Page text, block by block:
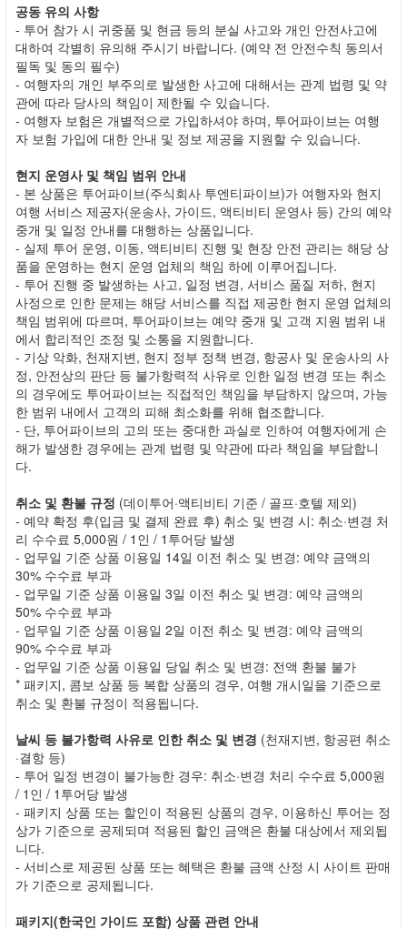
공동 유의 사항
- 투어 참가 시 귀중품 및 현금 등의 분실 사고와 개인 안전사고에
대하여 각별히 유의해 주시기 바랍니다. (예약 전 안전수칙 동의서
필독 및 동의 필수)
- 여행자의 개인 부주의로 발생한 사고에 대해서는 관계 법령 및 약
관에 따라 당사의 책임이 제한될 수 있습니다.
- 여행자 보험은 개별적으로 가입하셔야 하며, 투어파이브는 여행
자 보험 가입에 대한 안내 및 정보 제공을 지원할 수 있습니다.
현지 운영사 및 책임 범위 안내
- 본 상품은 투어파이브(주식회사 투엔티파이브)가 여행자와 현지
여행 서비스 제공자(운송사, 가이드, 액티비티 운영사 등) 간의 예약
중개 및 일정 안내를 대행하는 상품입니다.
- 실제 투어 운영, 이동, 액티비티 진행 및 현장 안전 관리는 해당 상
품을 운영하는 현지 운영 업체의 책임 하에 이루어집니다.
- 투어 진행 중 발생하는 사고, 일정 변경, 서비스 품질 저하, 현지
사정으로 인한 문제는 해당 서비스를 직접 제공한 현지 운영 업체의
책임 범위에 따르며, 투어파이브는 예약 중개 및 고객 지원 범위 내
에서 합리적인 조정 및 소통을 지원합니다.
- 기상 악화, 천재지변, 현지 정부 정책 변경, 항공사 및 운송사의 사
정, 안전상의 판단 등 불가항력적 사유로 인한 일정 변경 또는 취소
의 경우에도 투어파이브는 직접적인 책임을 부담하지 않으며, 가능
한 범위 내에서 고객의 피해 최소화를 위해 협조합니다.
- 단, 투어파이브의 고의 또는 중대한 과실로 인하여 여행자에게 손
해가 발생한 경우에는 관계 법령 및 약관에 따라 책임을 부담합니
다.
취소 및 환불 규정 (데이투어·액티비티 기준 / 골프·호텔 제외)
- 예약 확정 후(입금 및 결제 완료 후) 취소 및 변경 시: 취소·변경 처
리 수수료 5,000원 / 1인 / 1투어당 발생
- 업무일 기준 상품 이용일 14일 이전 취소 및 변경: 예약 금액의
30% 수수료 부과
- 업무일 기준 상품 이용일 3일 이전 취소 및 변경: 예약 금액의
50% 수수료 부과
- 업무일 기준 상품 이용일 2일 이전 취소 및 변경: 예약 금액의
90% 수수료 부과
- 업무일 기준 상품 이용일 당일 취소 및 변경: 전액 환불 불가
* 패키지, 콤보 상품 등 복합 상품의 경우, 여행 개시일을 기준으로
취소 및 환불 규정이 적용됩니다.
날씨 등 불가항력 사유로 인한 취소 및 변경 (천재지변, 항공편 취소
·결항 등)
- 투어 일정 변경이 불가능한 경우: 취소·변경 처리 수수료 5,000원
/ 1인 / 1투어당 발생
- 패키지 상품 또는 할인이 적용된 상품의 경우, 이용하신 투어는 정
상가 기준으로 공제되며 적용된 할인 금액은 환불 대상에서 제외됩
니다.
- 서비스로 제공된 상품 또는 혜택은 환불 금액 산정 시 사이트 판매
가 기준으로 공제됩니다.
패키지(한국인 가이드 포함) 상품 관련 안내